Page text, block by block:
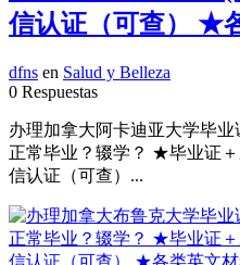
信认证（可查） ★
dfns en Salud y Belleza
0 Respuestas
办理加拿大阿卡迪亚大学毕业
正常毕业？辍学？ ★毕业证
信认证（可查）...